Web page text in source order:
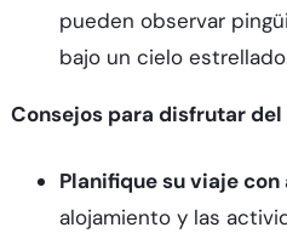
pueden observar
bajo un cielo
Consejos para disfrutar
Planifique su viaje
alojamiento y las